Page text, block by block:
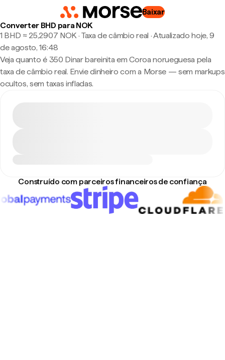
Baixar
Converter BHD para NOK
1 BHD ≈ 25,2907 NOK · Taxa de câmbio real ·Atualizado hoje, 9
de agosto, 16:48
Veja quanto é 350 Dinar bareinita em Coroa norueguesa pela
taxa de câmbio real. Envie dinheiro com a Morse — sem markups
ocultos, sem taxas infladas.
Construído com parceiros financeiros de confiança